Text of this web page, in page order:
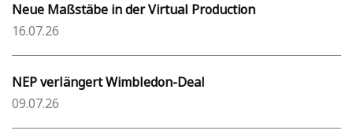
Neue Maßstäbe in der Virtual Production
16.07.26
NEP verlängert Wimbledon-Deal
09.07.26